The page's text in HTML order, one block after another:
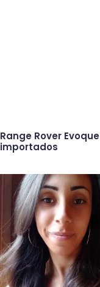
Range Rover
importados